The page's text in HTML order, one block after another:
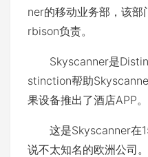
ner的移动业务部，该
rbison负责。
Skyscanner是
stinction帮助
果设备推出了酒店APP。
这是Skyscanner在
说不太知名的欧洲公司。